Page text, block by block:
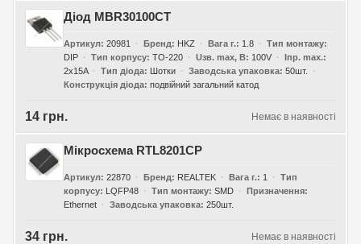
Діод MBR30100CT
Артикул 20981 Бренд HKZ Вага г. 1.8
Тип монтажу
DIP
Тип корпусу TO-220 Uзв. max, В 100V
Iпр. max.
2x15A
Тип діода Шотки Заводська упаковка 50шт.
Конструкція діода подвійний загальний катод
14 грн. Немає в наявності
Мікросхема RTL8201CP
Артикул 22870 Бренд REALTEK Вага г. 1
Тип
корпусу
LQFP48 Тип монтажу SMD
Призначення
Ethernet
Заводська упаковка 250шт.
34 грн. Немає в наявності